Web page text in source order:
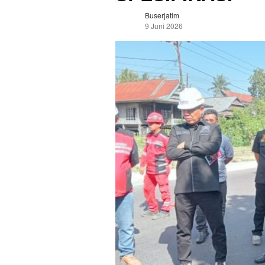
Buserjatim
9 Juni 2026